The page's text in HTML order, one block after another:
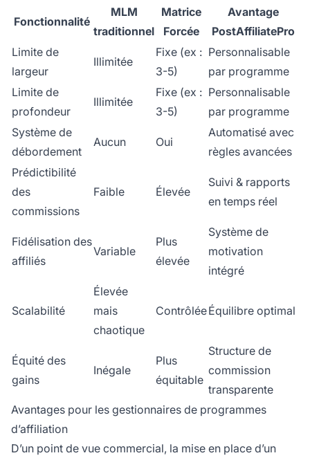
Fonctionnalité
MLM
traditionnel
Matrice
Forcée
Avantage
PostAffiliatePro
Limite de
largeur
Illimitée
Fixe (ex :
3-5)
Personnalisable
par programme
Limite de
profondeur
Illimitée
Fixe (ex :
3-5)
Personnalisable
par programme
Système de
débordement
Aucun Oui
Automatisé avec
règles avancées
Prédictibilité
des
commissions
Faible Élevée
Suivi & rapports
en temps réel
Fidélisation des
affiliés
Variable
Plus
élevée
Système de
motivation
intégré
Scalabilité
Élevée
mais
chaotique
ContrôléeÉquilibre optimal
Équité des
gains
Inégale
Plus
équitable
Structure de
commission
transparente
Avantages pour les gestionnaires de programmes
d’affiliation
D’un point de vue commercial, la mise en place d’un